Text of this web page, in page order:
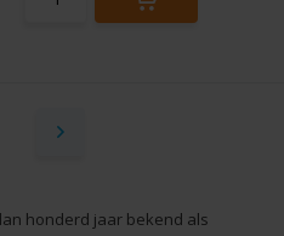
honderd jaar bekend als